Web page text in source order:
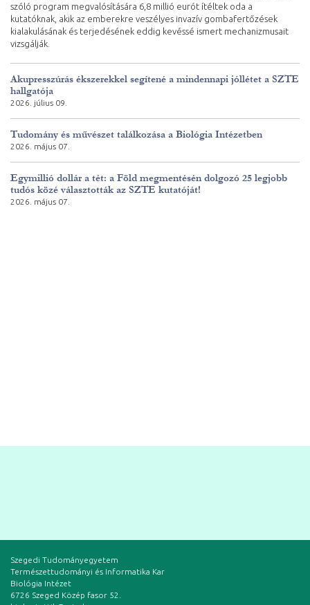
szóló program megvalósítására 6,8 millió eurót ítéltek oda a
kutatóknak, akik az emberekre veszélyes invazív gombafertőzések
kialakulásának és terjedésének eddig kevéssé ismert mechanizmusait
vizsgálják.
Akupresszúrás ékszerekkel segítené a mindennapi jóllétet a SZTE
hallgatója
2026. július 09.
Tudomány és művészet találkozása a Biológia Intézetben
2026. május 07.
Egymillió dollár a tét: a Föld megmentésén dolgozó 25 legjobb
tudós közé választották az SZTE kutatóját!
2026. május 07.
Szegedi Tudományegyetem
Természettudományi és Informatika Kar
Biológia Intézet
6726 Szeged Közép fasor 52.